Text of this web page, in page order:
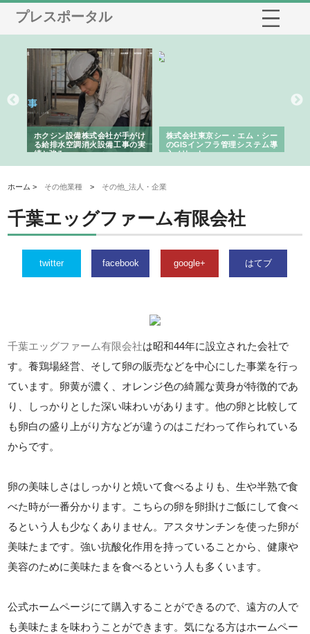
プレスポータル
ホクシン設備株式会社が手がけ
る給排水空調消火設備工事の実
績と強み
株式会社東京シー・エム・シー
のGISインフラ管理システム導
入メリット
ホーム > その他業種 > その他_法人・企業
千葉エッグファーム有限会社
twitter facebook google+ はてブ
千葉エッグファーム有限会社は昭和44年に設立された会社で
す。養鶏場経営、そして卵の販売などを中心にした事業を行っ
ています。卵黄が濃く、オレンジ色の綺麗な黄身が特徴的であ
り、しっかりとした深い味わいがあります。他の卵と比較して
も卵白の盛り上がり方などが違うのはこだわって作られている
からです。
卵の美味しさはしっかりと焼いて食べるよりも、生や半熟で食
べた時が一番分かります。こちらの卵を卵掛けご飯にして食べ
るという人も少なくありません。アスタサンチンを使った卵が
美味たまです。強い抗酸化作用を持っていることから、健康や
美容のために美味たまを食べるという人も多くいます。
公式ホームページにて購入することができるので、遠方の人で
も美味たまを味わうことができます。気になる方はホームペー